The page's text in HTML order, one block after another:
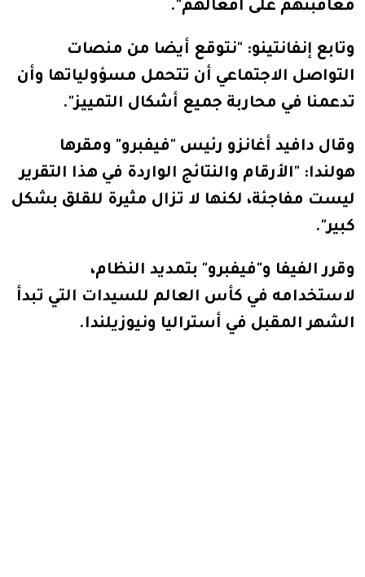
معاقبتهم على أفعالهم".
وتابع إنفانتينو: "نتوقع أيضا من منصات
التواصل الاجتماعي أن تتحمل مسؤولياتها وأن
تدعمنا في محاربة جميع أشكال التمييز".
وقال دافيد أغانزو رئيس "فيفبرو" ومقرها
هولندا: "الأرقام والنتائج الواردة في هذا التقرير
ليست مفاجئة، لكنها لا تزال مثيرة للقلق بشكل
كبير".
وقرر الفيفا و"فيفبرو" بتمديد النظام،
لاستخدامه في كأس العالم للسيدات التي تبدأ
الشهر المقبل في أستراليا ونيوزيلندا.